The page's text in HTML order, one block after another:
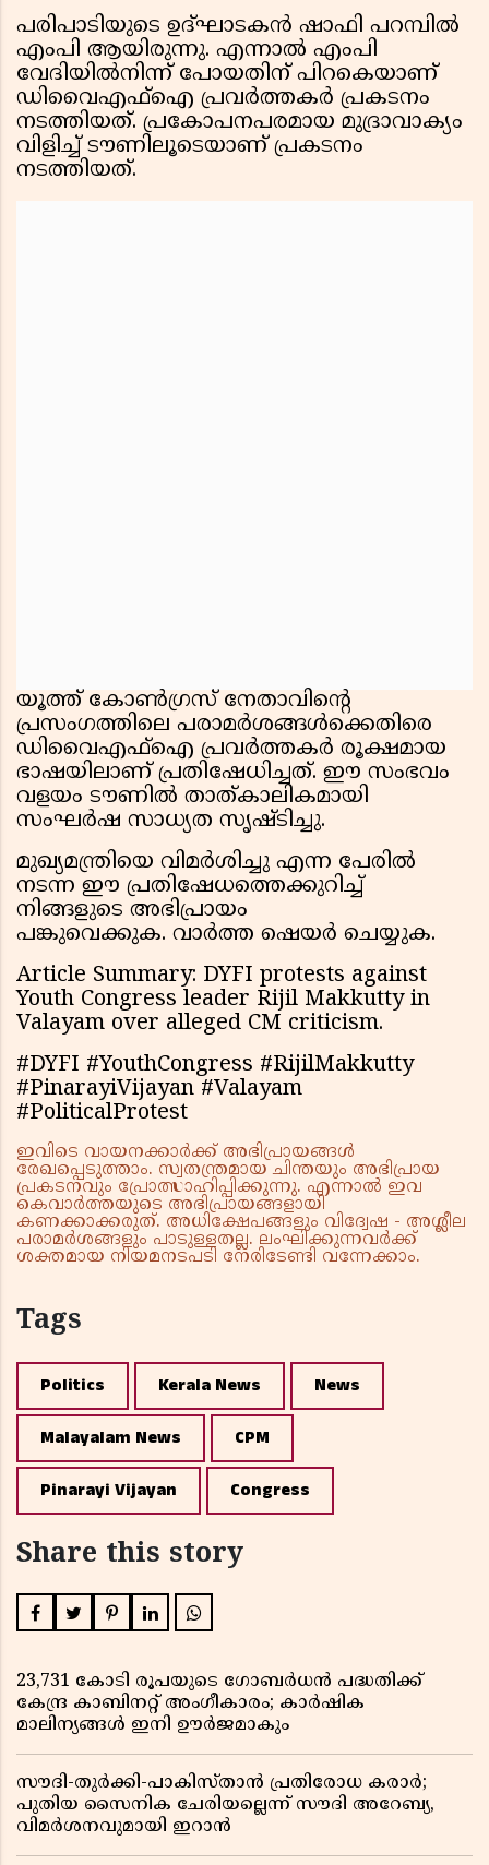
പരിപാടിയുടെ ഉദ്ഘാടകൻ ഷാഫി പറമ്പിൽ
എംപി ആയിരുന്നു. എന്നാൽ എംപി
വേദിയിൽനിന്ന് പോയതിന് പിറകെയാണ്
ഡിവൈഎഫ്‌ഐ പ്രവർത്തകർ പ്രകടനം
നടത്തിയത്. പ്രകോപനപരമായ മുദ്രാവാക്യം
വിളിച്ച് ടൗണിലൂടെയാണ് പ്രകടനം
നടത്തിയത്.
യൂത്ത് കോൺഗ്രസ് നേതാവിൻ്റെ
പ്രസംഗത്തിലെ പരാമർശങ്ങൾക്കെതിരെ
ഡിവൈഎഫ്‌ഐ പ്രവർത്തകർ രൂക്ഷമായ
ഭാഷയിലാണ് പ്രതിഷേധിച്ചത്. ഈ സംഭവം
വളയം ടൗണിൽ താത്കാലികമായി
സംഘർഷ സാധ്യത സൃഷ്ടിച്ചു.
മുഖ്യമന്ത്രിയെ വിമർശിച്ചു എന്ന പേരിൽ
നടന്ന ഈ പ്രതിഷേധത്തെക്കുറിച്ച്
നിങ്ങളുടെ അഭിപ്രായം
പങ്കുവെക്കുക. വാർത്ത ഷെയർ ചെയ്യുക.
Article Summary: DYFI protests against
Youth Congress leader Rijil Makkutty in
Valayam over alleged CM criticism.
#DYFI #YouthCongress #RijilMakkutty
#PinarayiVijayan #Valayam
#PoliticalProtest
ഇവിടെ വായനക്കാർക്ക് അഭിപ്രായങ്ങൾ
രേഖപ്പെടുത്താം. സ്വതന്ത്രമായ ചിന്തയും അഭിപ്രായ
പ്രകടനവും പ്രോത്സാഹിപ്പിക്കുന്നു. എന്നാൽ ഇവ
കെവാർത്തയുടെ അഭിപ്രായങ്ങളായി
കണക്കാക്കരുത്. അധിക്ഷേപങ്ങളും വിദ്വേഷ - അശ്ലീല
പരാമർശങ്ങളും പാടുള്ളതല്ല. ലംഘിക്കുന്നവർക്ക്
ശക്തമായ നിയമനടപടി നേരിടേണ്ടി വന്നേക്കാം.
Tags
Politics Kerala News News
Malayalam News CPM
Pinarayi Vijayan Congress
Share this story
23,731 കോടി രൂപയുടെ ഗോബർധൻ പദ്ധതിക്ക്
കേന്ദ്ര കാബിനറ്റ് അംഗീകാരം; കാർഷിക
മാലിന്യങ്ങൾ ഇനി ഊർജമാകും
സൗദി-തുർക്കി-പാകിസ്താൻ പ്രതിരോധ കരാർ;
പുതിയ സൈനിക ചേരിയല്ലെന്ന് സൗദി അറേബ്യ,
വിമർശനവുമായി ഇറാൻ